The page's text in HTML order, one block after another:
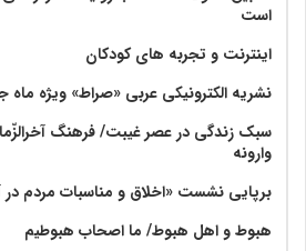
است
اینترنت و تجربه های کودکان
نشریه الکترونیکی عربی «صراط» ویژه ماه
سبک زندگی در عصر غیبت/ فرهنگ
وارونه
برپایی نشست «اخلاق و مناسبات مردم در
هبوط و اهل هبوط/ ما اصحاب هبوطیم